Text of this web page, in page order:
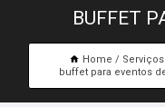
BUFFET
Home Serviços
buffet para eventos